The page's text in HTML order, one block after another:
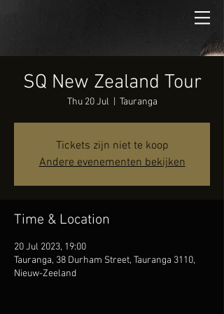
SQ New Zealand Tour
Thu 20 Jul Tauranga
Tickets zijn niet te koop
Andere evenementen bekijken
Time & Location
20 Jul 2023, 19:00
Tauranga, 38 Durham Street, Tauranga 3110,
Nieuw-Zeeland